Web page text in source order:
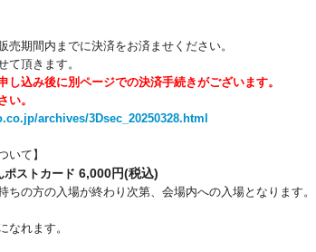
売期間内までに決済をお済ませください。
て頂きます。
込み後に別ページでの決済手続きがございます。
い。
archives/3Dsec_20250328.html
いて】
ポストカード 6,000円(税込)
ちの方の入場が終わり次第、会場内への入場となります。
なれます。